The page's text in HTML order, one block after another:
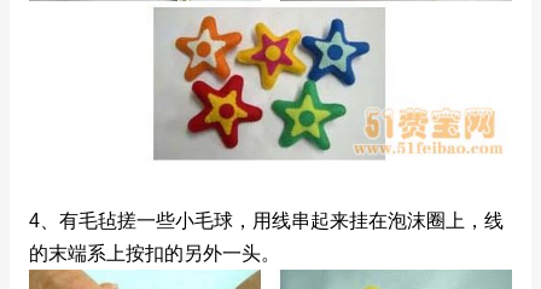
4、有毛毡搓一些小毛球，用线串起来挂在泡沫圈上，线
的末端系上按扣的另外一头。